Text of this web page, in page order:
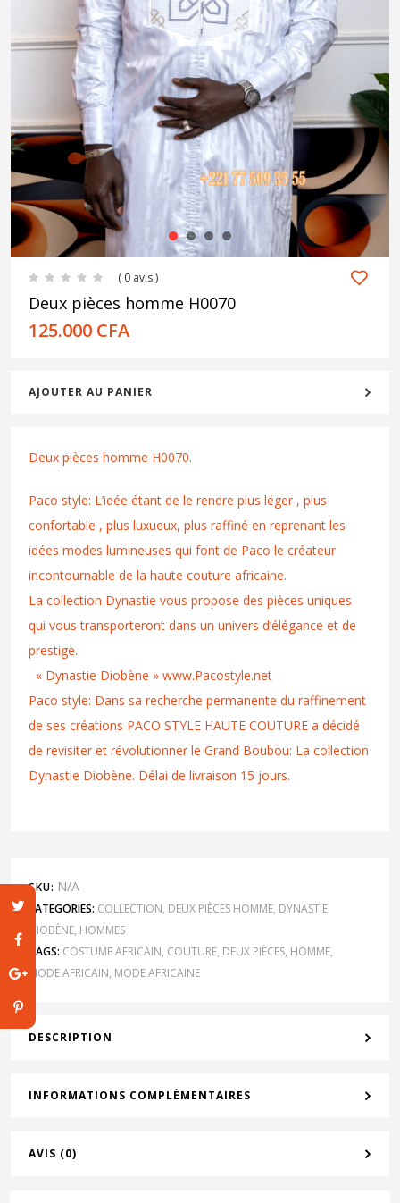
1 2 3 4
( 0 avis )
Deux pièces homme H0070
125.000 CFA
AJOUTER AU PANIER
Deux pièces homme H0070.
Paco style: L’idée étant de le rendre plus léger , plus
confortable , plus luxueux, plus raffiné en reprenant les
idées modes lumineuses qui font de Paco le créateur
incontournable de la haute couture africaine.
La collection Dynastie vous propose des pièces uniques
qui vous transporteront dans un univers d’élégance et de
prestige.
« Dynastie Diobène » www.Pacostyle.net
Paco style: Dans sa recherche permanente du raffinement
de ses créations PACO STYLE HAUTE COUTURE a décidé
de revisiter et révolutionner le Grand Boubou: La collection
Dynastie Diobène. Délai de livraison 15 jours.
SKU: N/A
CATEGORIES: COLLECTION, DEUX PIÈCES HOMME, DYNASTIE
DIOBÈNE, HOMMES
TAGS: COSTUME AFRICAIN, COUTURE, DEUX PIÈCES, HOMME,
MODE AFRICAIN, MODE AFRICAINE
DESCRIPTION
INFORMATIONS COMPLÉMENTAIRES
AVIS (0)